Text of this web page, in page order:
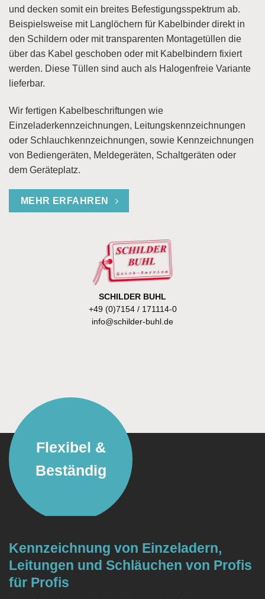
und decken somit ein breites Befestigungsspektrum ab.
Beispielsweise mit Langlöchern für Kabelbinder direkt in
den Schildern oder mit transparenten Montagetüllen die
über das Kabel geschoben oder mit Kabelbindern fixiert
werden. Diese Tüllen sind auch als Halogenfreie Variante
lieferbar.
Wir fertigen Kabelbeschriftungen wie
Einzeladerkennzeichnungen, Leitungskennzeichnungen
oder Schlauchkennzeichnungen, sowie Kennzeichnungen
von Bediengeräten, Meldegeräten, Schaltgeräten oder
dem Geräteplatz.
MEHR ERFAHREN
SCHILDER BUHL
+49 (0)7154 / 171114-0
info@schilder-buhl.de
Flexibel &
Beständig
Kennzeichnung von Einzeladern,
Leitungen und Schläuchen von Profis
für Profis